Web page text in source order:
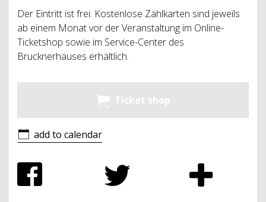
Der Eintritt ist frei. Kostenlose Zählkarten sind jeweils
ab einem Monat vor der Veranstaltung im Online-
Ticketshop sowie im Service-Center des
Brucknerhauses erhältlich.
Ticket shop
add to calendar